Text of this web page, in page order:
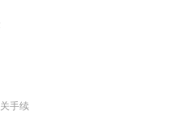
手续